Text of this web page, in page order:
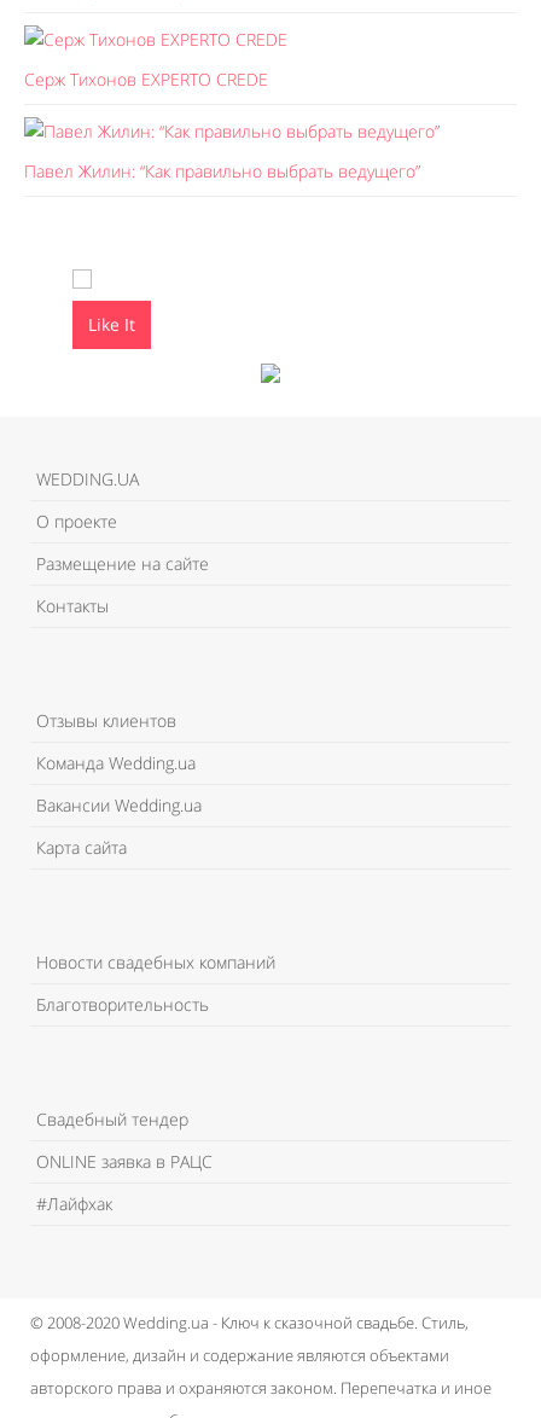
Серж Тихонов EXPERTO CREDE
Павел Жилин: “Как правильно выбрать ведущего”
Like It
WEDDING.UA
О проекте
Размещение на сайте
Контакты
Отзывы клиентов
Команда Wedding.ua
Вакансии Wedding.ua
Карта сайта
Новости свадебных компаний
Благотворительность
Свадебный тендер
ONLINE заявка в РАЦС
#Лайфхак
© 2008-2020 Wedding.ua - Ключ к сказочной свадьбе. Стиль,
оформление, дизайн и содержание являются объектами
авторского права и охраняются законом. Перепечатка и иное